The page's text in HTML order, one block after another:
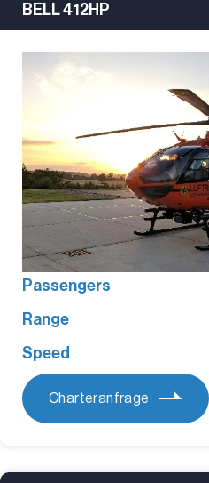
BELL 412HP
Passengers
Range
Speed
Charteranfrage